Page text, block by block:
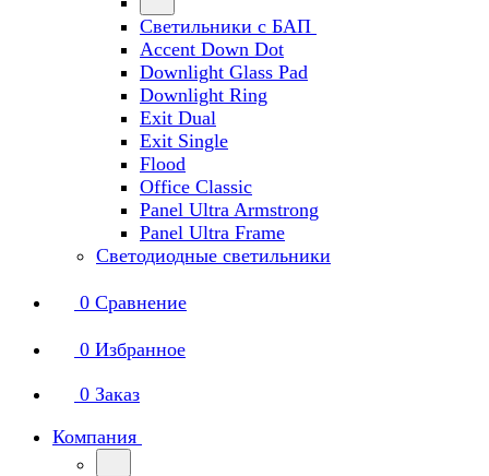
Светильники с БАП
Accent Down Dot
Downlight Glass Pad
Downlight Ring
Exit Dual
Exit Single
Flood
Office Classic
Panel Ultra Armstrong
Panel Ultra Frame
Светодиодные светильники
0 Сравнение
0 Избранное
0 Заказ
Компания